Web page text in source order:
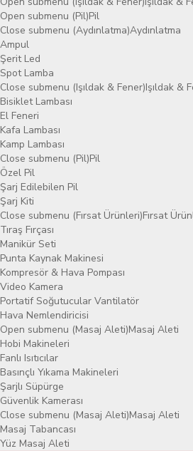
Open submenu (Pil)Pil
Close submenu (Aydınlatma)Aydınlatma
Ampul
Şerit Led
Spot Lamba
Close submenu (Işıldak & Fener)Işıldak &
Bisiklet Lambası
El Feneri
Kafa Lambası
Kamp Lambası
Close submenu (Pil)Pil
Özel Pil
Şarj Edilebilen Pil
Şarj Kiti
Close submenu (Fırsat Ürünleri)Fırsat
Tıraş Fırçası
Manikür Seti
Punta Kaynak Makinesi
Kompresör & Hava Pompası
Video Kamera
Portatif Soğutucular Vantilatör
Hava Nemlendiricisi
Open submenu (Masaj Aleti)Masaj Aleti
Hobi Makineleri
Fanlı Isıtıcılar
Basınçlı Yıkama Makineleri
Şarjlı Süpürge
Güvenlik Kamerası
Close submenu (Masaj Aleti)Masaj Aleti
Masaj Tabancası
Yüz Masaj Aleti